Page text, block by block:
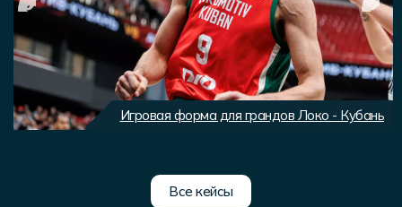
Игровая форма для грандов Локо - Кубань
Все кейсы